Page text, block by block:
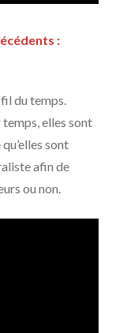
:
du temps.
elles sont
sont
afin de
ou non.